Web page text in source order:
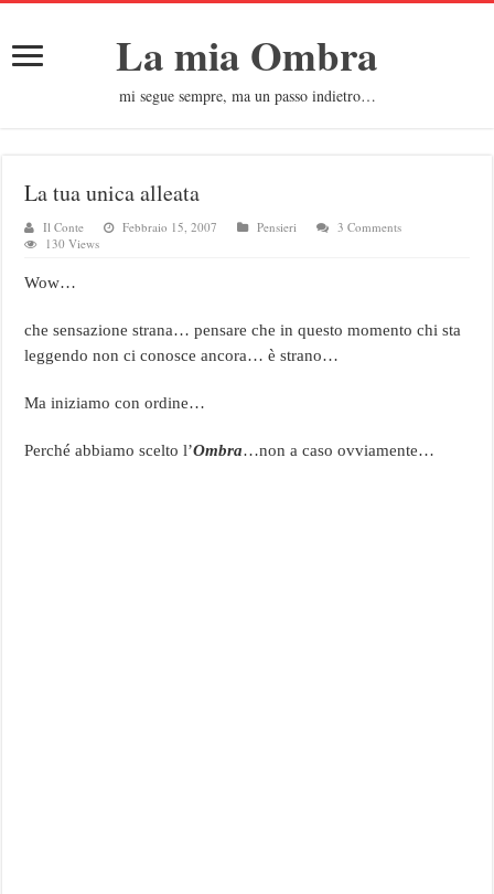
La mia Ombra
mi segue sempre, ma un passo indietro…
La tua unica alleata
Il Conte Febbraio 15, 2007 Pensieri
3 Comments
130 Views
Wow…
che sensazione strana… pensare che in questo momento chi sta
leggendo non ci conosce ancora… è strano…
Ma iniziamo con ordine…
Perché abbiamo scelto l’Ombra…non a caso ovviamente…